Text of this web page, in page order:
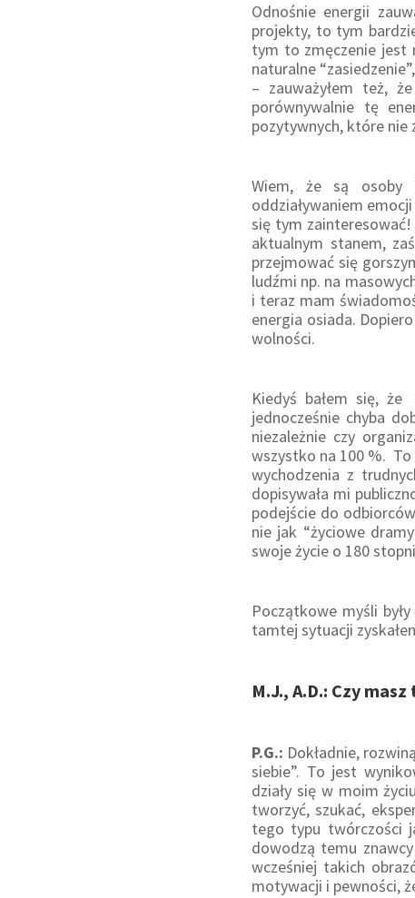
Odnośnie energii
projekty, to tym
tym to zmęczenie jest
naturalne
– zauważyłem też,
porównywalnie tę
pozytywnych, które nie
Wiem, że są osoby
oddziaływaniem
się tym
aktualnym stanem,
przejmować się
ludźmi np. na
i teraz mam
energia osiada.
wolności.
Kiedyś bałem się,
jednocześnie chyba
niezależnie czy
wszystko na 100 %. To
wychodzenia z
dopisywała mi
podejście do
nie jak “życiowe
swoje życie o 180
Początkowe myśli
tamtej sytuacji
M.J., A.D.: Czy
P.G.: Dokładnie,
siebie”. To jest
działy się w moim
tworzyć, szukać,
tego typu twórczości
dowodzą temu
wcześniej takich
motywacji i pewności,